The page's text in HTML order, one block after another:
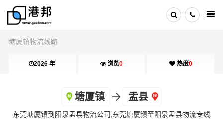
塘厦镇物流线路
2026 年 浏览0 热度0
塘厦镇 盂县
东莞塘厦镇到阳泉盂县物流公司,东莞塘厦镇至阳泉盂县物流专线